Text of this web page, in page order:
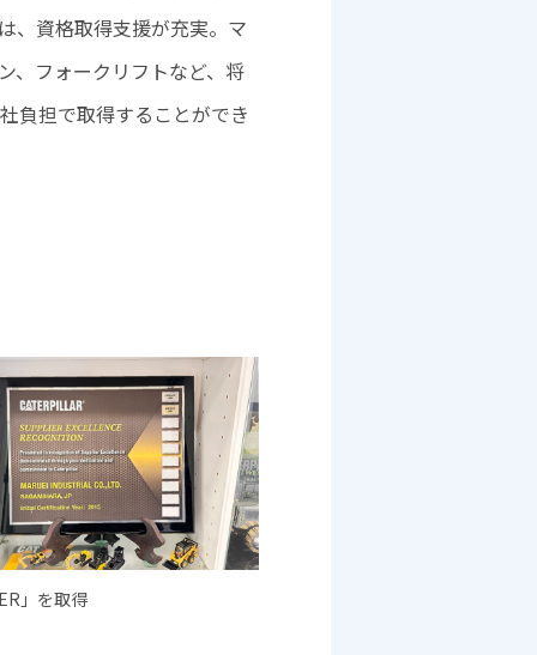
、資格取得支援が充実。マ
、フォークリフトなど、将
負担で取得することができ
」を取得